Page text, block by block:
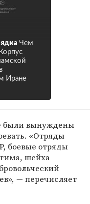
Чем
Иране
были вынуждены
«Отряды
боевые отряды
шейха
— перечисляет